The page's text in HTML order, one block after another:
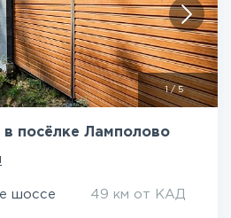
1/ 5
в посёлке Ламполово
шоссе 49 км от КАД